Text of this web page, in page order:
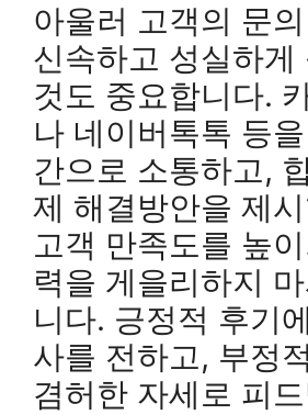
아울러 고객의 문
신속하고 성실하게
것도 중요합니다.
나 네이버톡톡 등
간으로 소통하고,
제 해결방안을 제
고객 만족도를 높
력을 게을리하지
니다. 긍정적 후기
사를 전하고, 부정
겸허한 자세로 피